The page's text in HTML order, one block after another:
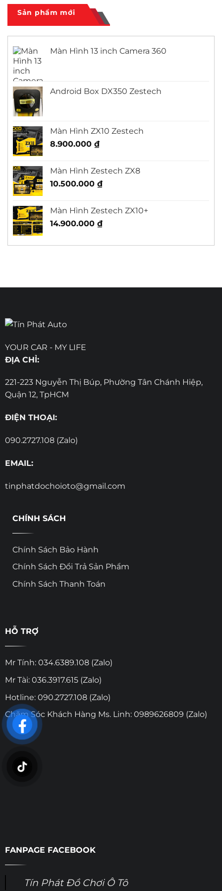
Hình
Outlander
Sản phẩm mới
Màn Hình 13 inch Camera 360
Android Box DX350 Zestech
Màn Hình ZX10 Zestech
8.900.000 ₫
Màn Hình Zestech ZX8
10.500.000 ₫
Màn Hình Zestech ZX10+
14.900.000 ₫
YOUR CAR - MY LIFE
ĐỊA CHỈ:
221-223 Nguyễn Thị Búp, Phường Tân Chánh Hiệp,
Quận 12, TpHCM
ĐIỆN THOẠI:
090.2727.108 (Zalo)
EMAIL:
tinphatdochoioto@gmail.com
CHÍNH SÁCH
Chính Sách Bảo Hành
Chính Sách Đổi Trả Sản Phẩm
Chính Sách Thanh Toán
HỖ TRỢ
Mr Tính: 034.6389.108 (Zalo)
Mr Tài: 036.3917.615 (Zalo)
Hotline: 090.2727.108 (Zalo)
Chăm Sóc Khách Hàng Ms. Linh: 0989626809 (Zalo)
FANPAGE FACEBOOK
Tín Phát Đồ Chơi Ô Tô